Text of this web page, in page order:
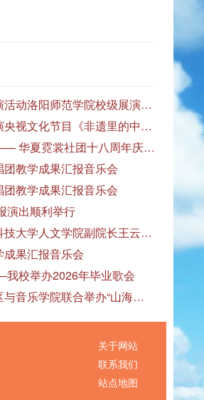
第八届大学生艺术展演活动洛阳师范学院校级展演——艺术作品专场展览在美术与艺术学院顺利开展
我校音乐学院师生参演央视文化节目《非遗里的中国》
霓裳留韵，赴启新章—— 华夏霓裳社团十八周年庆暨毕业季特别演出圆满落幕
教学成果汇报音乐会
教学成果汇报音乐会
演出顺利举行
【河洛大讲堂】河南科技大学人文学院副院长王云红教授应邀作专题讲座
果汇报音乐会
校举办2026年毕业歌会
鸿都书院二号学生社区与音乐学院联合举办“山海诗恋”合唱思政汇报音乐会
关于网站
联系我们
站点地图